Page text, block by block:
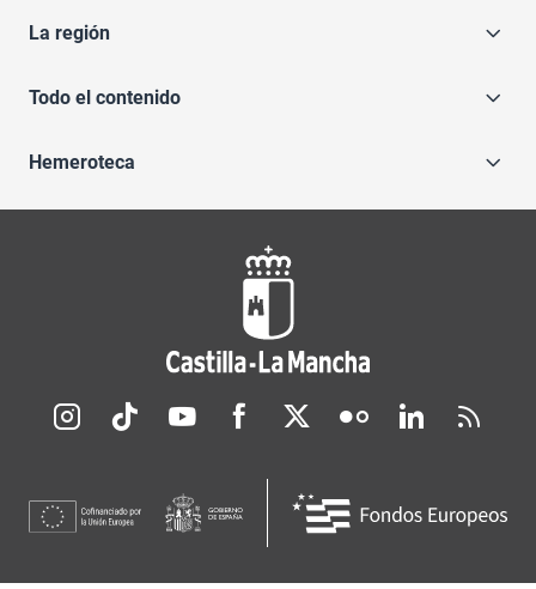
La región
Todo el contenido
Hemeroteca
Redes sociales JCCM